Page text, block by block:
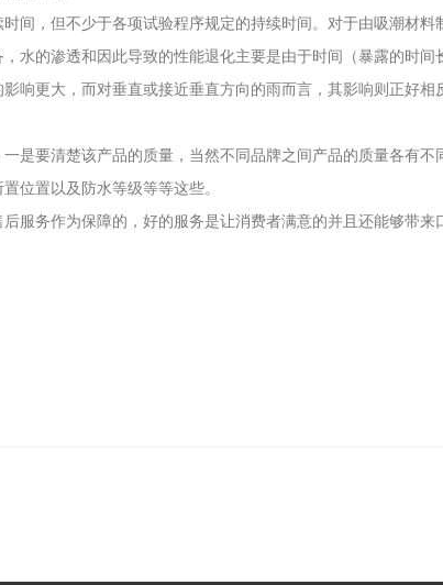
，但不少于各项试验程序规定的持续时间。对于由吸潮材料
水的渗透和因此导致的性能退化主要是由于时间（暴露的时间
更大，而对垂直或接近垂直方向的雨而言，其影响则正好相
要清楚该产品的质量，当然不同品牌之间产品的质量各有不
位置以及防水等级等等这些。
务作为保障的，好的服务是让消费者满意的并且还能够带来